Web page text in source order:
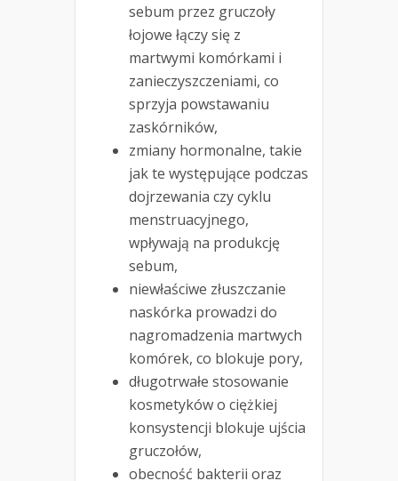
sebum przez gruczoły
łojowe łączy się z
martwymi komórkami i
zanieczyszczeniami, co
sprzyja powstawaniu
zaskórników,
zmiany hormonalne, takie
jak te występujące podczas
dojrzewania czy cyklu
menstruacyjnego,
wpływają na produkcję
sebum,
niewłaściwe złuszczanie
naskórka prowadzi do
nagromadzenia martwych
komórek, co blokuje pory,
długotrwałe stosowanie
kosmetyków o ciężkiej
konsystencji blokuje ujścia
gruczołów,
obecność bakterii oraz